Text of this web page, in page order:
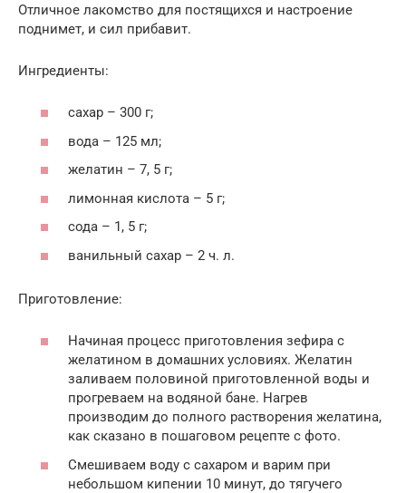
Отличное лакомство для постящихся и настроение
поднимет, и сил прибавит.
Ингредиенты:
сахар – 300 г;
вода – 125 мл;
желатин – 7, 5 г;
лимонная кислота – 5 г;
сода – 1, 5 г;
ванильный сахар – 2 ч. л.
Приготовление:
Начиная процесс приготовления зефира с
желатином в домашних условиях. Желатин
заливаем половиной приготовленной воды и
прогреваем на водяной бане. Нагрев
производим до полного растворения желатина,
как сказано в пошаговом рецепте с фото.
Смешиваем воду с сахаром и варим при
небольшом кипении 10 минут, до тягучего